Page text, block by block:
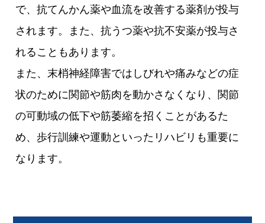
で、抗てんかん薬や血流を改善する薬剤が投与
されます。また、抗うつ薬や抗不安薬が投与さ
れることもあります。
また、末梢神経障害ではしびれや痛みなどの症
状のために関節や筋肉を動かさなくなり、関節
の可動域の低下や筋萎縮を招くことがあるた
め、歩行訓練や運動といったリハビリも重要に
なります。